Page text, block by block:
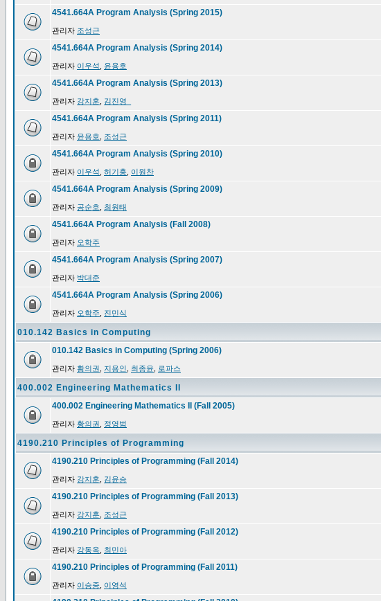
4541.664A Program Analysis (Spring 2015)
관리자 조성근
4541.664A Program Analysis (Spring 2014)
관리자 이우석 윤용호
4541.664A Program Analysis (Spring 2013)
관리자 강지훈 김진영_
4541.664A Program Analysis (Spring 2011)
관리자 윤용호 조성근
4541.664A Program Analysis (Spring 2010)
관리자 이우석 허기홍 이원찬
4541.664A Program Analysis (Spring 2009)
관리자 공순호 최원태
4541.664A Program Analysis (Fall 2008)
관리자 오학주
4541.664A Program Analysis (Spring 2007)
관리자 박대준
4541.664A Program Analysis (Spring 2006)
관리자 오학주 진민식
010.142 Basics in Computing
010.142 Basics in Computing (Spring 2006)
관리자 황의권 지용인 최종윤 로파스
400.002 Engineering Mathematics II
400.002 Engineering Mathematics II (Fall 2005)
관리자 황의권 정영범
4190.210 Principles of Programming
4190.210 Principles of Programming (Fall 2014)
관리자 강지훈 김윤승
4190.210 Principles of Programming (Fall 2013)
관리자 강지훈 조성근
4190.210 Principles of Programming (Fall 2012)
관리자 강동옥 최민아
4190.210 Principles of Programming (Fall 2011)
관리자 이승중 이영석